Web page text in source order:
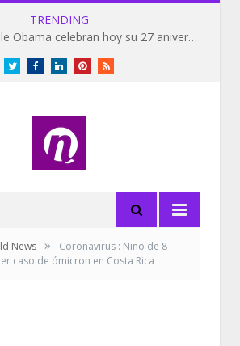
TRENDING
Barack y Michelle Obama celebran hoy su 27 aniversario de bodas
TwitterFacebookLinkedInPinterestRSS
News »
Coronavirus : Niño de 8
caso de ómicron en Costa Rica